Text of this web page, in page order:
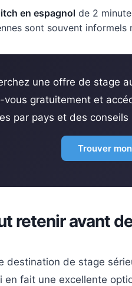
en espagnol de 2
sont souvent informels
une offre de stage
vous gratuitement et
par pays et des
Trouver
retenir avant
destination de stage
en fait une excellente